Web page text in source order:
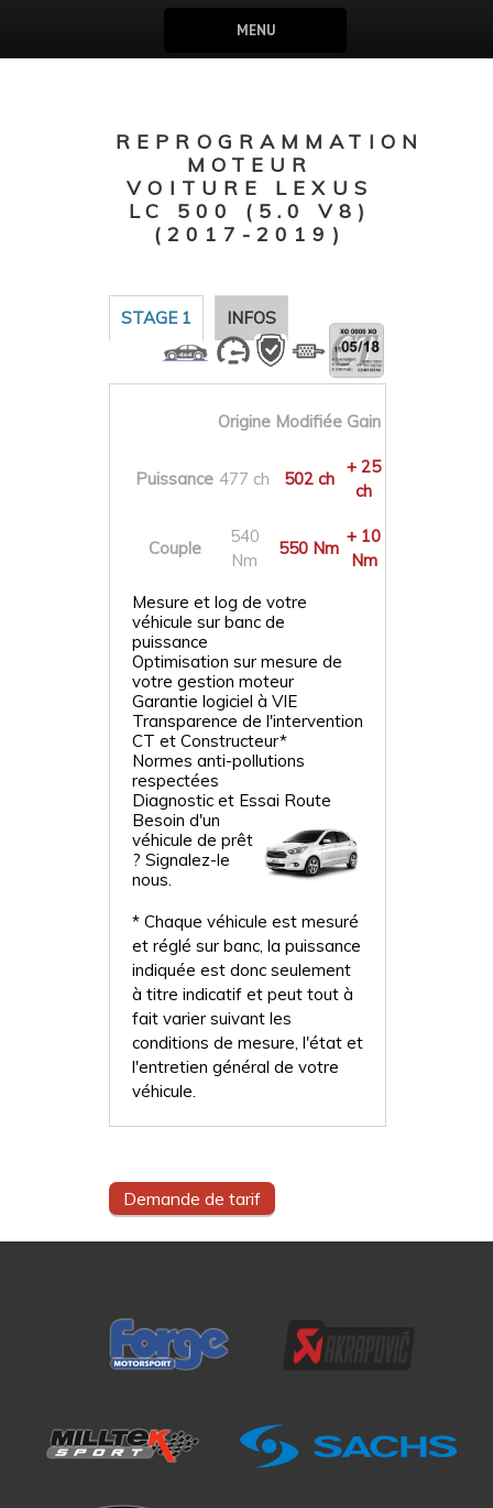
MENU
REPROGRAMMATION
MOTEUR
VOITURE LEXUS
LC 500 (5.0 V8)
(2017-2019)
STAGE 1 INFOS
Origine Modifiée Gain
Puissance 477 ch 502 ch
+ 25
ch
Couple
540
Nm
550 Nm
+ 10
Nm
Mesure et log de votre
véhicule sur banc de
puissance
Optimisation sur mesure de
votre gestion moteur
Garantie logiciel à VIE
Transparence de l'intervention
CT et Constructeur*
Normes anti-pollutions
respectées
Diagnostic et Essai Route
Besoin d'un
véhicule de prêt
? Signalez-le
nous.
* Chaque véhicule est mesuré
et réglé sur banc, la puissance
indiquée est donc seulement
à titre indicatif et peut tout à
fait varier suivant les
conditions de mesure, l'état et
l'entretien général de votre
véhicule.
Demande de tarif